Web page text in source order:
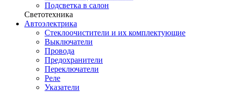
Подсветка в салон
Светотехника
Автоэлектрика
Стеклоочистители и их комплектующие
Выключатели
Провода
Предохранители
Переключатели
Реле
Указатели